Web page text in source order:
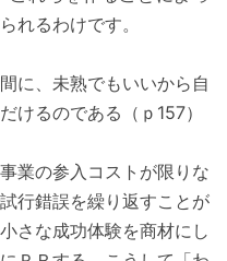
れるわけです。
に、未熟でもいいから自
けるのである（ｐ157）
業の参入コストが限りな
行錯誤を繰り返すことが
さな成功体験を商材にし